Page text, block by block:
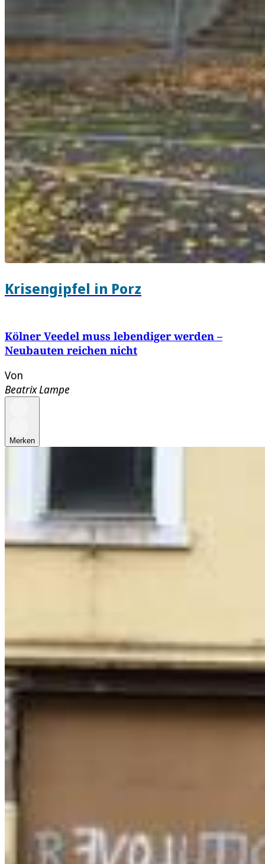
Krisengipfel in Porz
Kölner Veedel muss lebendiger werden –
Neubauten reichen nicht
Von
Beatrix Lampe
Merken